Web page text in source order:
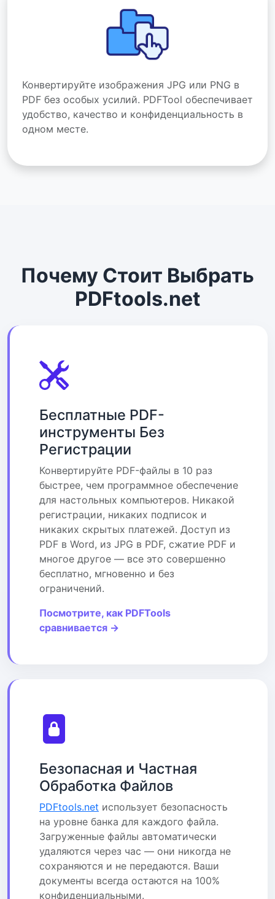
Конвертируйте изображения JPG или PNG в
PDF без особых усилий. PDFTool обеспечивает
удобство, качество и конфиденциальность в
одном месте.
Почему Стоит Выбрать
PDFtools.net
Бесплатные PDF-
инструменты Без
Регистрации
Конвертируйте PDF-файлы в 10 раз
быстрее, чем программное обеспечение
для настольных компьютеров. Никакой
регистрации, никаких подписок и
никаких скрытых платежей. Доступ из
PDF в Word, из JPG в PDF, сжатие PDF и
многое другое — все это совершенно
бесплатно, мгновенно и без
ограничений.
Посмотрите, как PDFTools
сравнивается →
Безопасная и Частная
Обработка Файлов
PDFtools.net использует безопасность
на уровне банка для каждого файла.
Загруженные файлы автоматически
удаляются через час — они никогда не
сохраняются и не передаются. Ваши
документы всегда остаются на 100%
конфиденциальными.